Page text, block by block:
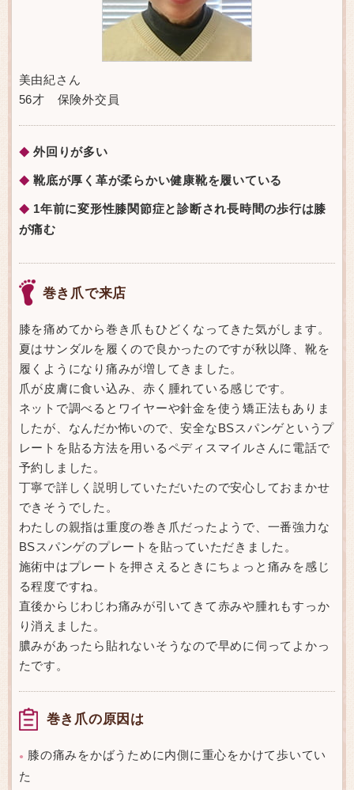
美由紀さん
56才 保険外交員
◆ 外回りが多い
◆ 靴底が厚く革が柔らかい健康靴を履いている
◆ 1年前に変形性膝関節症と診断され長時間の歩行は膝
が痛む
巻き爪で来店
膝を痛めてから巻き爪もひどくなってきた気がします。
夏はサンダルを履くので良かったのですが秋以降、靴を
履くようになり痛みが増してきました。
爪が皮膚に食い込み、赤く腫れている感じです。
ネットで調べるとワイヤーや針金を使う矯正法もありま
したが、なんだか怖いので、安全なBSスパンゲというプ
レートを貼る方法を用いるペディスマイルさんに電話で
予約しました。
丁寧で詳しく説明していただいたので安心しておまかせ
できそうでした。
わたしの親指は重度の巻き爪だったようで、一番強力な
BSスパンゲのプレートを貼っていただきました。
施術中はプレートを押さえるときにちょっと痛みを感じ
る程度ですね。
直後からじわじわ痛みが引いてきて赤みや腫れもすっか
り消えました。
膿みがあったら貼れないそうなので早めに伺ってよかっ
たです。
巻き爪の原因は
●
膝の痛みをかばうために内側に重心をかけて歩いてい
た